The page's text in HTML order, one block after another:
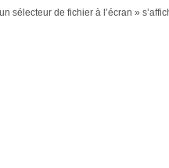
sélecteur de fichier à l’écran »